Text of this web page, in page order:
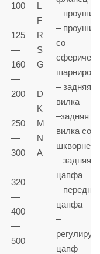
100
—
125
—
160
—
200
—
250
—
300
—
320
—
400
—
500
L
F
R
S
G
D
K
M
N
A
–
–
со
шарниром
– задняя
вилка
–задняя
вилка со
шкворнем
– задняя
цапфа
–
цапфа
–
цапф